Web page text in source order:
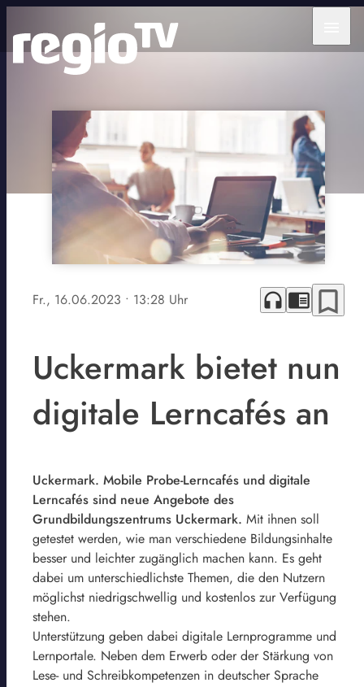
Fr., 16.06.2023 • 13:28 Uhr headphones chrome_reader_mode bookmark_border
Uckermark bietet nun
digitale Lerncafés an
Uckermark. Mobile Probe-Lerncafés und digitale
Lerncafés sind neue Angebote des
Grundbildungszentrums Uckermark. Mit ihnen soll
getestet werden, wie man verschiedene Bildungsinhalte
besser und leichter zugänglich machen kann. Es geht
dabei um unterschiedlichste Themen, die den Nutzern
möglichst niedrigschwellig und kostenlos zur Verfügung
stehen.
Unterstützung geben dabei digitale Lernprogramme und
Lernportale. Neben dem Erwerb oder der Stärkung von
Lese- und Schreibkompetenzen in deutscher Sprache